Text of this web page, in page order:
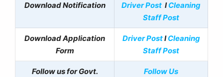
Download Notification Driver Post ICleaning
Staff Post
Download Application
Form
Driver PostICleaning
Staff Post
Follow us for Govt.
Follow Us